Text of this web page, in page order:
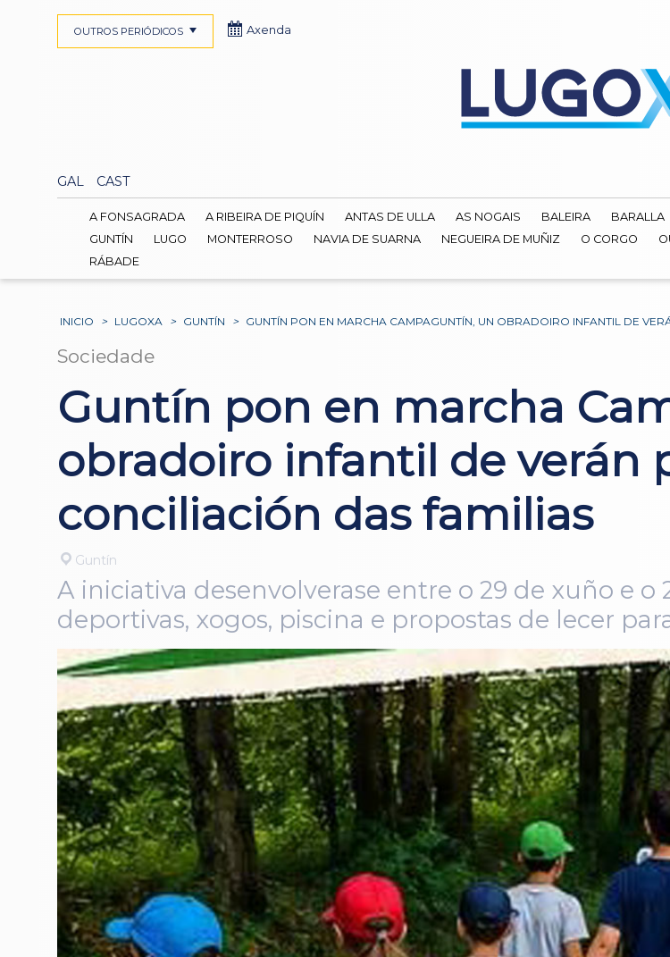
GAL CAST
OUTROS PERIÓDICOS Axenda
A FONSAGRADA A RIBEIRA DE PIQUÍN ANTAS DE ULLA AS NOGAIS BALEIRA BARALLA
GUNTÍN
LUGO MONTERROSO NAVIA DE SUARNA NEGUEIRA DE MUÑIZ O CORGO
RÁBADE
INICIO > LUGOXA > GUNTÍN > GUNTÍN PON EN MARCHA CAMPAGUNTÍN, UN OBRADOIRO INFANTIL DE
Sociedade
Guntín pon en marcha
obradoiro infantil de verán
conciliación das familias
Guntín
A iniciativa desenvolverase entre o 29 de xuño e
deportivas, xogos, piscina e propostas de lecer